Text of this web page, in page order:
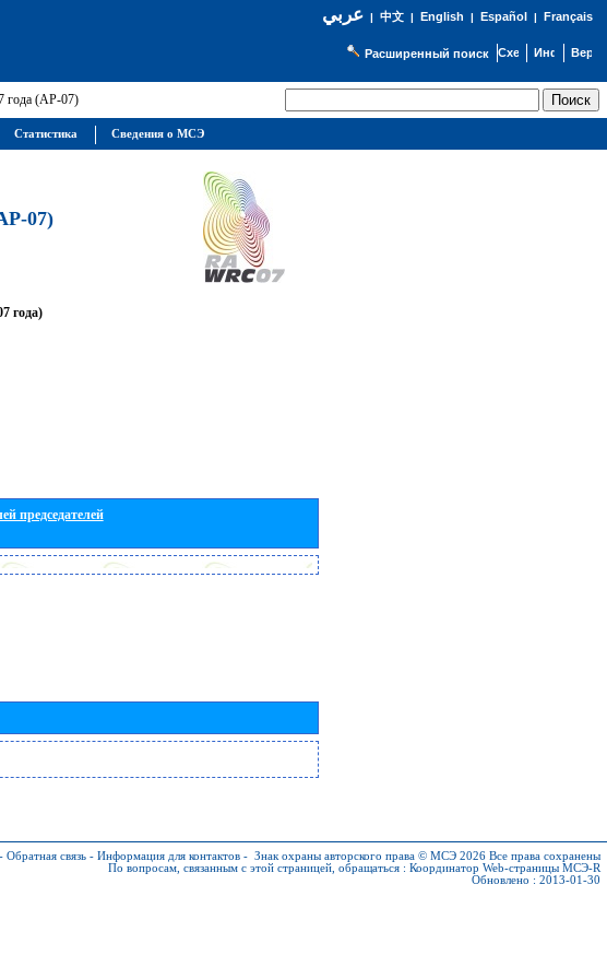
عربي| 中文| English | Español | Français
Расширенный поиск
года (АР-07)
07)
года)
председателей
- Обратная связь - Информация для контактов - Знак охраны авторского права © МСЭ 2026 Все права сохранены
По вопросам, связанным с этой страницей, обращаться : Координатор Web-страницы МСЭ-R
Обновлено : 2013-01-30
Статистика Сведения о МСЭ